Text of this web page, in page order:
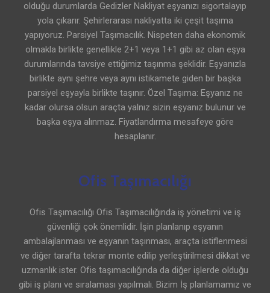
olduğu durumlarda Gedizler Nakliyat eşyanızı sigortalayıp
yola çıkarır. Şehirlerarası nakliyatta iki çeşit taşıma
yapıyoruz. Parsiyel Taşımacılık. Nispeten daha ekonomik
olmakla birlikte genellikle 2+1 veya 1+1 gibi az olan eşya
durumlarında tavsiye ettiğimiz taşınma şeklidir. Eşyanızla
birlikte aynı şehre veya aynı istikamete giden bir başka
parsiyel eşyayla birlikte taşınır. Özel Taşıma: Eşyanız ne
kadar olursa olsun araçta yalnız sizin eşyanız bulunur ve
başka eşya alınmaz. Fiyatlandırma mesafeye göre
hesaplanır.
Ofis Taşımacılığı
Ofis Taşımacılığı Ofis Taşımacılığında iş yönetimi ve iş
güvenliği çok önemlidir. İşin planlanıp eşyanın
ambalajlanması ve eşyanın taşınması, araçta istiflenmesi
ve diğer tarafta tekrar monte edilip yerleştirilmesi dikkat ve
uzmanlık ister. Ofis taşımacılığında da diğer işlerde olduğu
gibi iş planı ve sıralaması yapılmalı. Bizim İş planlamamız ve